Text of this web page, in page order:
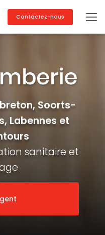
Contactez-nous
Soorts-
Labennes et
sanitaire et